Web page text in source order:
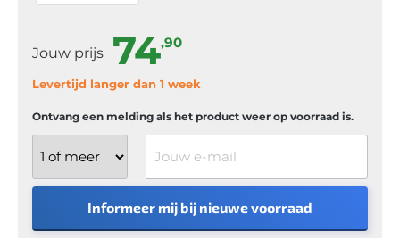
Jouw prijs 74,90
Levertijd langer dan 1 week
Ontvang een melding als het product weer op voorraad is.
Informeer mij bij nieuwe voorraad